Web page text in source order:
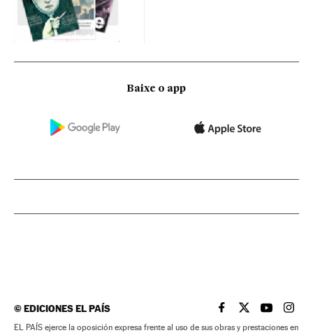
Baixe o app
©EDICIONES EL PAÍS EL PAÍS BRASIL EN
EL PAÍSEL PAÍS
EL
EL PAÍS ejerce la oposición expresa frente al uso de sus obras y prestaciones en